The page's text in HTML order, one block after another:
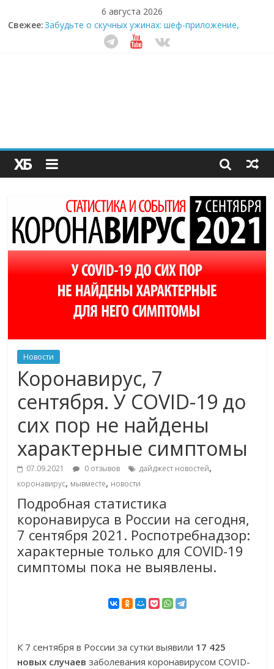
6 августа 2026
Свежее:Забудьте о скучных ужинах: шеф-приложение,
которое видит вашу еду насквозь
Небо зовёт: как бизнес на полётах дронов и
Секрет супергидратации: почему кокосовая вода с
пребиотиками становится главным трендом
здорового питания
Новости
Коронавирус, 7
сентября. У COVID-19 до
сих пор не найдены
характерные симптомы
07.09.2021 0 отзывов дайджест новостей,
коронавирус, мывместе, новости
Подробная статистика
коронавируса в России на сегодня,
7 сентября 2021. Роспотребнадзор:
характерные только для COVID-19
симптомы пока не выявлены.
К 7 сентября в России за сутки выявили 17 425
новых случаев заболевания коронавирусом COVID-